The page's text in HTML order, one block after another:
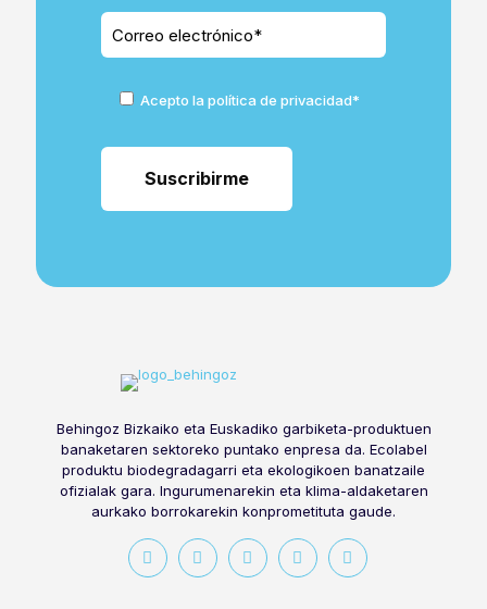
Acepto la política de privacidad*
Behingoz Bizkaiko eta Euskadiko garbiketa-produktuen
banaketaren sektoreko puntako enpresa da. Ecolabel
produktu biodegradagarri eta ekologikoen banatzaile
ofizialak gara. Ingurumenarekin eta klima-aldaketaren
aurkako borrokarekin konprometituta gaude.